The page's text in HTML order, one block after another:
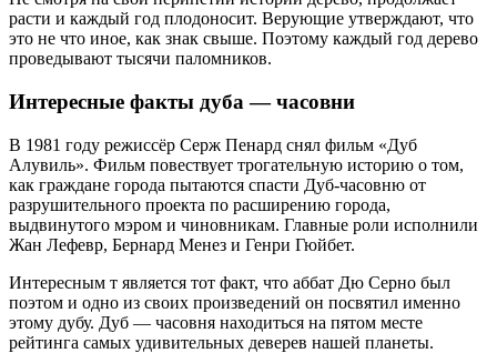
расти и каждый год плодоносит. Верующие утверждают, что
это не что иное, как знак свыше. Поэтому каждый год дерево
проведывают тысячи паломников.
Интересные факты дуба — часовни
В 1981 году режиссёр Серж Пенард снял фильм «Дуб
Алувиль». Фильм повествует трогательную историю о том,
как граждане города пытаются спасти Дуб-часовню от
разрушительного проекта по расширению города,
выдвинутого мэром и чиновникам. Главные роли исполнили
Жан Лефевр, Бернард Менез и Генри Гюйбет.
Интересным т является тот факт, что аббат Дю Серно был
поэтом и одно из своих произведений он посвятил именно
этому дубу. Дуб — часовня находиться на пятом месте
рейтинга самых удивительных деверев нашей планеты.